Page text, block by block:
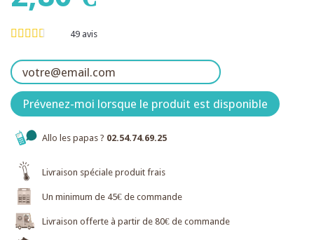
49 avis
Prévenez-moi lorsque le produit est disponible
Allo les papas ? 02.54.74.69.25
Livraison spéciale produit frais
Un minimum de 45€ de commande
Livraison offerte à partir de 80€ de commande